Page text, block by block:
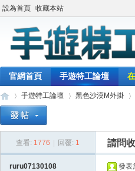
設為首頁 收藏本站
官網首頁 手遊特工論壇
手遊特工論壇
›
黑色沙漠M外掛
›
查看: 1776 回覆: 1 請問
ruru07130108 發表